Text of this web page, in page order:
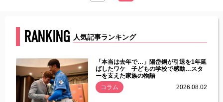
RANKING 人気記事ランキング
「本当は去年で…」陽岱鋼が引退を1年延
ばしたワケ 子どもの学校で感動…スタ
ーを支えた家族の物語
コラム
2026.08.02